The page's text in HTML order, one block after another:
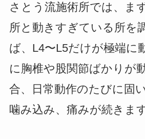
さとう流施術所では、ま
所と動きすぎている所を
ば、L4〜L5だけが極端に
に胸椎や股関節ばかりが
合、日常動作のたびに固
噛み込み、痛みが続きます